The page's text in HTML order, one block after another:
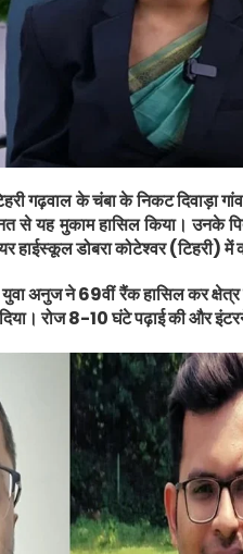
गढ़वाल के चंबा के निकट दिवाड़ा
से यह मुकाम हासिल किया। उनके
हाईस्कूल डोबरा कोटेश्वर (टिहरी) में
युवा अनुज ने 69वीं रैंक हासिल कर
रोज 8-10 घंटे पढ़ाई की और